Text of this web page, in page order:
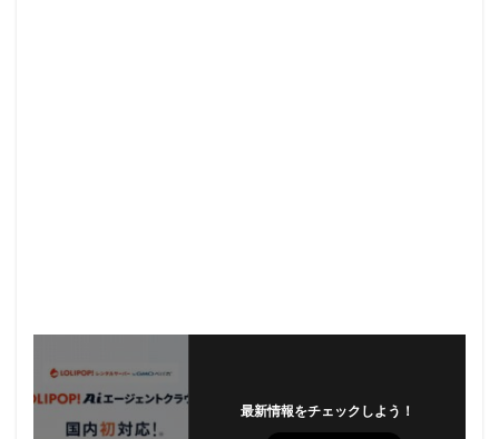
最新情報をチェックしよう！